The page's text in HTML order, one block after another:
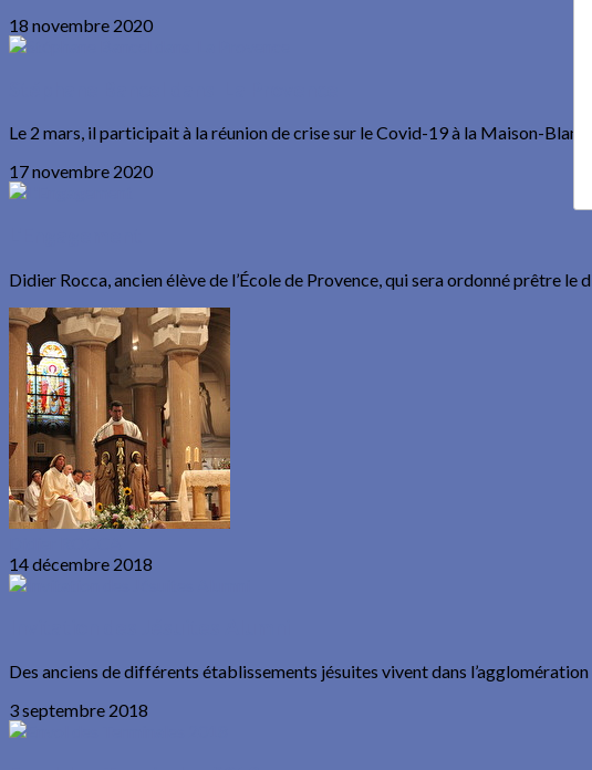
18 novembre 2020
Le 2 mars, il participait à la réunion de crise sur le Covid-19 à la Maison-
17 novembre 2020
Didier Rocca, ancien élève de l’École de Provence, qui sera ordonné prêtre le
14 décembre 2018
Des anciens de différents établissements jésuites vivent dans
3 septembre 2018